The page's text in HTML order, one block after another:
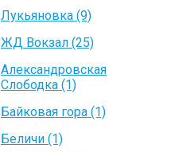
Лукьяновка (9)
ЖД Вокзал (25)
Александровская
Слободка (1)
Байковая гора (1)
Беличи (1)